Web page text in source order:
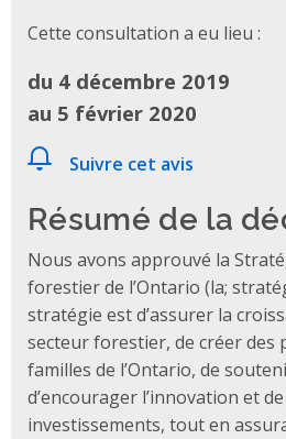
Cette consultation a eu lieu :
du 4 décembre 2019
au 5 février 2020
Suivre cet avis
Résumé de la
Nous avons approuvé la
forestier de l’Ontario (la;
stratégie est d’assurer la
secteur forestier, de créer des
familles de l’Ontario, de
d’encourager l’innovation et
investissements, tout en